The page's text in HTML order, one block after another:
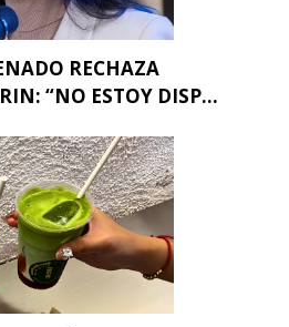
RECHAZA
“NO ESTOY DISP...